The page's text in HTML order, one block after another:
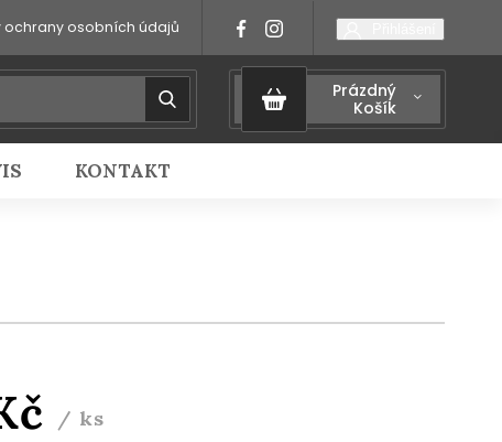
ochrany osobních údajů
Prázdný
Košík
KONTAKT
/ ks